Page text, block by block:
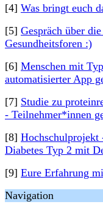
[4] Was bringt euch
[5] Gespräch über
Gesundheitsforen :)
[6] Menschen mit
automatisierter App
[7] Studie zu
- Teilnehmer*innen
[8] Hochschulprojekt
Diabetes Typ 2 mit
[9] Eure Erfahrung
Navigation